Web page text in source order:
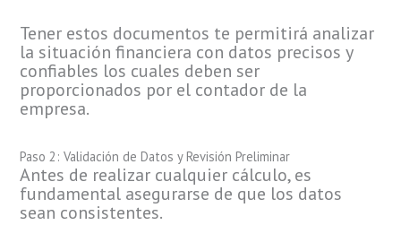
Tener estos documentos te permitirá analizar
la situación financiera con datos precisos y
confiables los cuales deben ser
proporcionados por el contador de la
empresa.
Paso 2: Validación de Datos y Revisión Preliminar
Antes de realizar cualquier cálculo, es
fundamental asegurarse de que los datos
sean consistentes.